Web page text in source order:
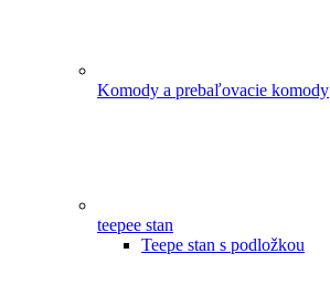
Komody a prebaľovacie komody
teepee stan
Teepe stan s podložkou